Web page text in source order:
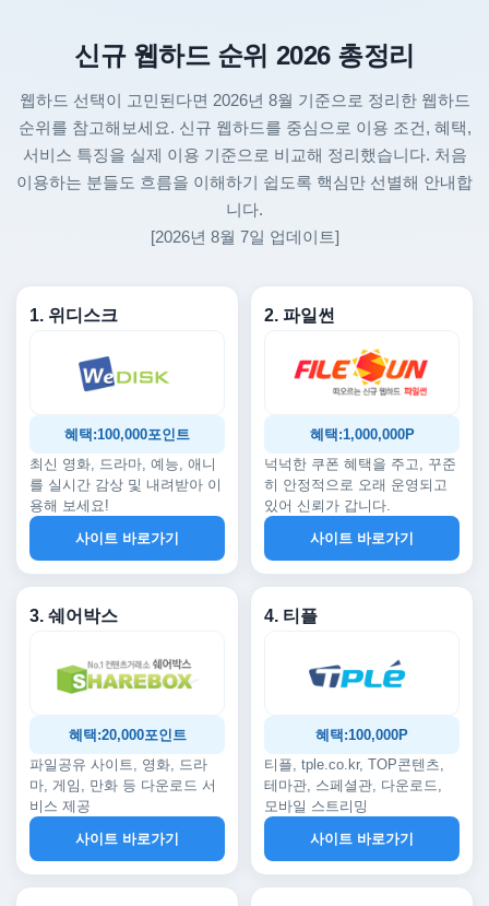
신규 웹하드 순위 2026 총정리
웹하드 선택이 고민된다면 2026년 8월 기준으로 정리한 웹하드
순위를 참고해보세요. 신규 웹하드를 중심으로 이용 조건, 혜택,
서비스 특징을 실제 이용 기준으로 비교해 정리했습니다. 처음
이용하는 분들도 흐름을 이해하기 쉽도록 핵심만 선별해 안내합
니다.
[2026년 8월 7일 업데이트]
1. 위디스크
혜택:100,000포인트
최신 영화, 드라마, 예능, 애니
를 실시간 감상 및 내려받아 이
용해 보세요!
사이트 바로가기
2. 파일썬
혜택:1,000,000P
넉넉한 쿠폰 혜택을 주고, 꾸준
히 안정적으로 오래 운영되고
있어 신뢰가 갑니다.
사이트 바로가기
3. 쉐어박스
혜택:20,000포인트
파일공유 사이트, 영화, 드라
마, 게임, 만화 등 다운로드 서
비스 제공
사이트 바로가기
4. 티플
혜택:100,000P
티플, tple.co.kr, TOP콘텐츠,
테마관, 스페셜관, 다운로드,
모바일 스트리밍
사이트 바로가기